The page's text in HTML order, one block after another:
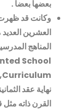
بعضها بعضا.
وكانت قد ظهرت
العشرين
المناهج
School
Curriculum,
نهاية عقد
القرن ذاته مثل